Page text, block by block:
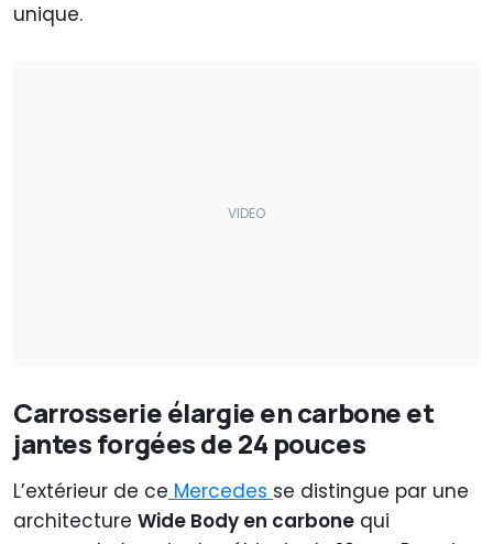
unique.
Carrosserie élargie en carbone et
jantes forgées de 24 pouces
L’extérieur de ce Mercedes se distingue par une
architecture Wide Body en carbone qui